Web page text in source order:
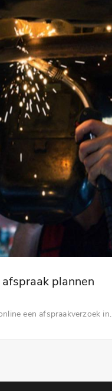
plannen
een afspraakverzoek in.